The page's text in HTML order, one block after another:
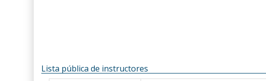
Lista pública de instructores